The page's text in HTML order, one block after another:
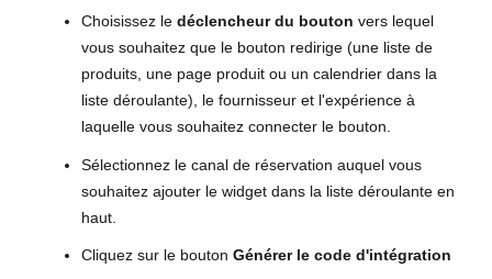
Choisissez le déclencheur du bouton vers lequel
vous souhaitez que le bouton redirige (une liste de
produits, une page produit ou un calendrier dans la
liste déroulante), le fournisseur et l'expérience à
laquelle vous souhaitez connecter le bouton.
Sélectionnez le canal de réservation auquel vous
souhaitez ajouter le widget dans la liste déroulante en
haut.
Cliquez sur le bouton Générer le code d'intégration